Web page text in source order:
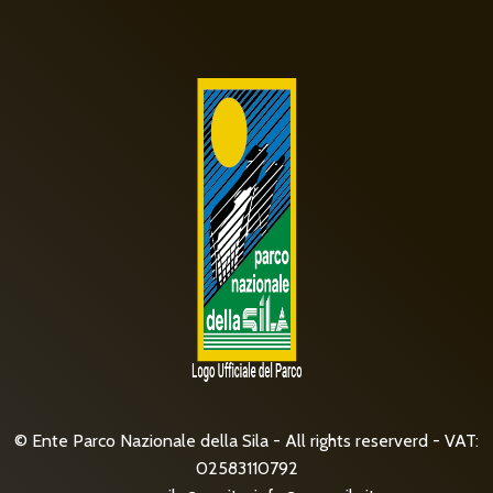
© Ente Parco Nazionale della Sila - All rights reserverd - VAT:
02583110792